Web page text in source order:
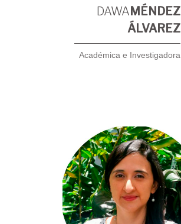
DAWAMÉNDEZ
ÁLVAREZ
Académica e Investigadora